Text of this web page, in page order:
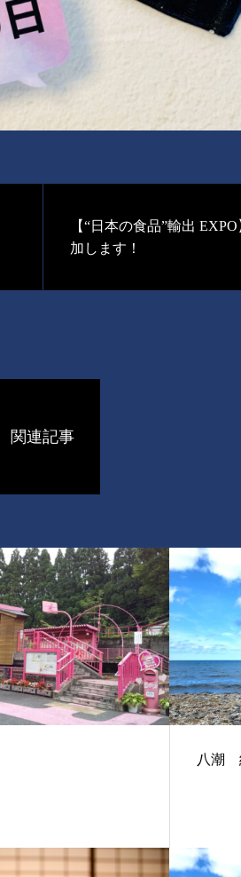
【“日本の食品”輸出
加します！
関連記事
八潮